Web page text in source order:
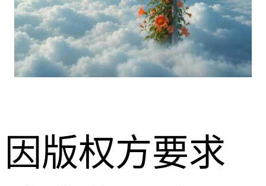
因版权方要求